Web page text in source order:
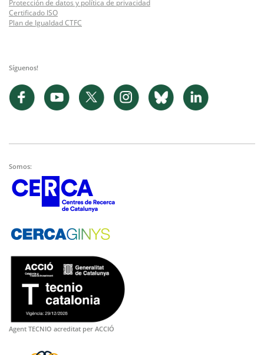
Protección de datos y política de privacidad
Certificado ISO
Plan de Igualdad CTFC
Síguenos!
Somos:
Agent TECNIO acreditat per ACCIÓ